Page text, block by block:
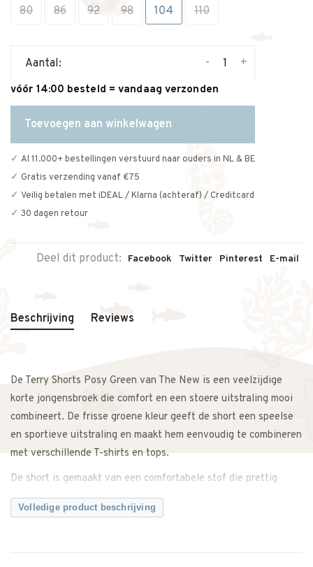
80 86 92 98 104 110
Aantal: +
-
vóór 14:00 besteld = vandaag verzonden
Toevoegen aan winkelwagen
Al 11.000+ bestellingen verstuurd naar ouders in NL & BE
Gratis verzending vanaf €75
Veilig betalen met iDEAL / Klarna (achteraf) / Creditcard
30 dagen retour
Deel dit product: Facebook Twitter Pinterest E-mail
Beschrijving Reviews
De Terry Shorts Posy Green van The New is een veelzijdige
korte jongensbroek die comfort en een stoere uitstraling mooi
combineert. De frisse groene kleur geeft de short een speelse
en sportieve uitstraling en maakt hem eenvoudig te combineren
met verschillende T-shirts en tops.
De short is gemaakt van een comfortabele stof die prettig
draagt en voldoende bewegingsvrijheid biedt. Hierdoor kan je
kindje vrij bewegen tijdens het spelen, rennen en ontdekken.
Volledige product beschrijving